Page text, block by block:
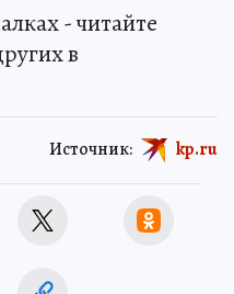
- читайте
в
Источник: kp.ru